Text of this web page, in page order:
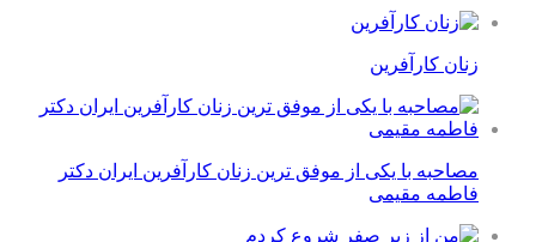
زنان کارآفرین
مصاحبه با یکی از موفق ترین زنان کارآفرین ایران دکتر
فاطمه مقیمی